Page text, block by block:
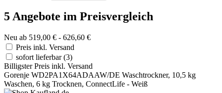
5 Angebote im Preisvergleich
Neu ab 519,00 € - 626,60 €
Preis inkl. Versand
sofort lieferbar(3)
Billigster Preis inkl. Versand
Gorenje WD2PA1X64ADAAW/DE Waschtrockner, 10,5 kg
Waschen, 6 kg Trocknen, ConnectLife - Weiß